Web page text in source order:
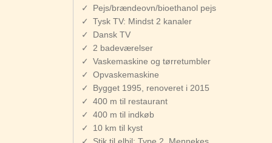
Pejs/brændeovn/bioethanol pejs
Tysk TV: Mindst 2 kanaler
Dansk TV
2 badeværelser
Vaskemaskine og tørretumbler
Opvaskemaskine
Bygget 1995, renoveret i 2015
400 m til restaurant
400 m til indkøb
10 km til kyst
Stik til elbil: Type 2, Mennekes